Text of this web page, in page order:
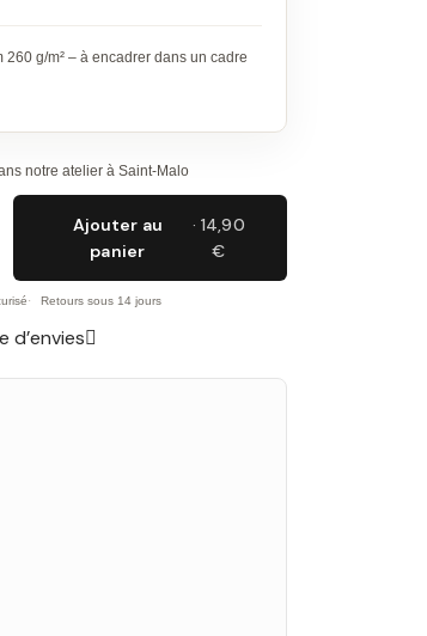
g/m² – à encadrer dans un cadre
notre atelier à Saint-Malo
Ajouter au
panier
· 14,90
€
Retours sous 14 jours
d’envies